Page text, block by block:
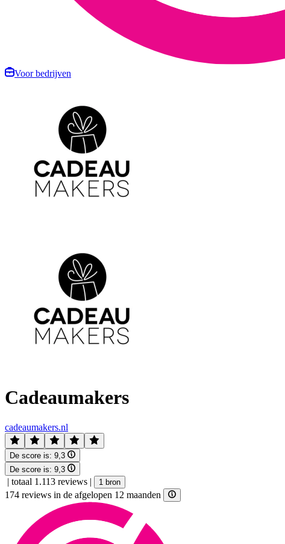
Voor bedrijven
Cadeaumakers
cadeaumakers.nl
De score is: 9,3
De score is: 9,3
| totaal 1.113 reviews | 1 bron
174 reviews in de afgelopen 12 maanden